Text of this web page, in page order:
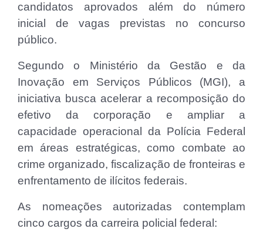
candidatos aprovados além do número
inicial de vagas previstas no concurso
público.
Segundo o Ministério da Gestão e da
Inovação em Serviços Públicos (MGI), a
iniciativa busca acelerar a recomposição do
efetivo da corporação e ampliar a
capacidade operacional da Polícia Federal
em áreas estratégicas, como combate ao
crime organizado, fiscalização de fronteiras e
enfrentamento de ilícitos federais.
As nomeações autorizadas contemplam
cinco cargos da carreira policial federal: